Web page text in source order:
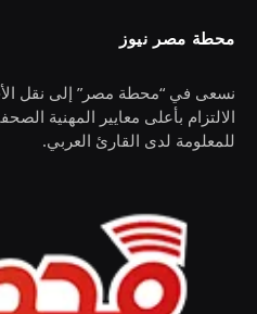
محطة مصر نيوز
نسعى في “محطة مصر” إلى نقل
الالتزام بأعلى معايير المهنية
للمعلومة لدى القارئ العربي.